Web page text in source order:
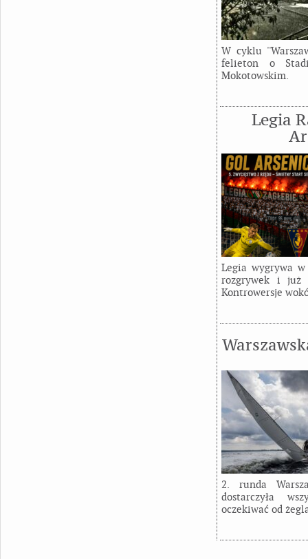
W cyklu
felieton o
Mokotowskim.
Legia
Legia wygrywa
rozgrywek i już
Kontrowersje
2. runda
dostarczyła
oczekiwać od